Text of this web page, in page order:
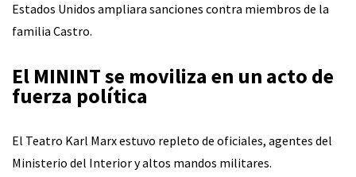
Estados Unidos ampliara sanciones contra miembros de la
familia Castro.
El MININT se moviliza en un acto de
fuerza política
El Teatro Karl Marx estuvo repleto de oficiales, agentes del
Ministerio del Interior y altos mandos militares.